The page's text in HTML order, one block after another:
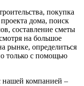
покупка
дома, поиск
составление сметы
на большое
рынке, определиться
только с помощью
нашей компанией –